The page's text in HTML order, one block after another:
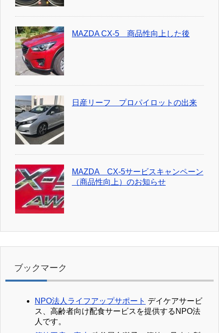
MAZDA CX-5 商品性向上した後
日産リーフ プロパイロットの出来
MAZDA CX-5サービスキャンペーン
（商品性向上）のお知らせ
ブックマーク
NPO法人ライフアップサポート デイケアサービ
ス、高齢者向け配食サービスを提供するNPO法
人です。